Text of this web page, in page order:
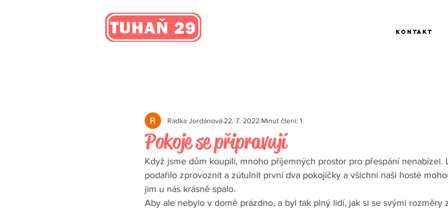
Kontakt
Pokoje se připravují
Radka Jordánová 22. 7. 2022 Minut čtení: 1
Když jsme dům koupili, mnoho příjemných prostor pro přespání nenabízel.
podařilo zprovoznit a zútulnit první dva pokojíčky a všichni naši hosté
jim u nás krásně spalo.
Aby ale nebylo v domě prázdno, a byl tak plný lidí, jak si se svými rozměry